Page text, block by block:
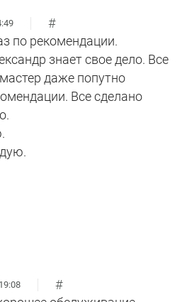
#
по рекомендации.
знает свое дело. Все
даже попутно
Все сделано
#